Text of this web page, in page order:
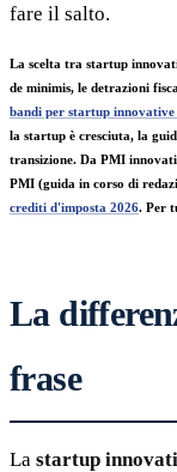
fare il salto.
La scelta tra startup
de minimis, le detrazioni
bandi per startup innovative
la startup è cresciuta, la
transizione. Da PMI
PMI (guida in corso di
crediti d'imposta 2026. Per
La
frase
La startup